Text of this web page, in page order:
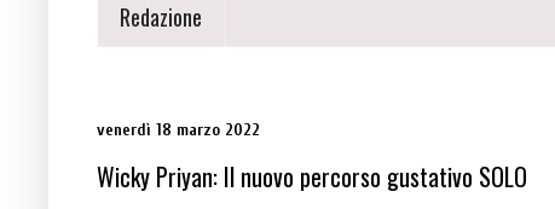
Redazione
venerdì 18 marzo 2022
Wicky Priyan: Il nuovo percorso gustativo SOLO